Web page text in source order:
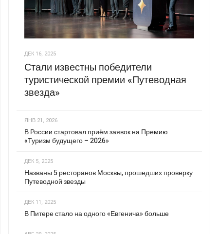
ДЕК 16, 2025
Стали известны победители
туристической премии «Путеводная
звезда»
ЯНВ 21, 2026
В России стартовал приём заявок на Премию
«Туризм будущего – 2026»
ДЕК 5, 2025
Названы 5 ресторанов Москвы, прошедших проверку
Путеводной звезды
ДЕК 11, 2025
В Питере стало на одного «Евгенича» больше